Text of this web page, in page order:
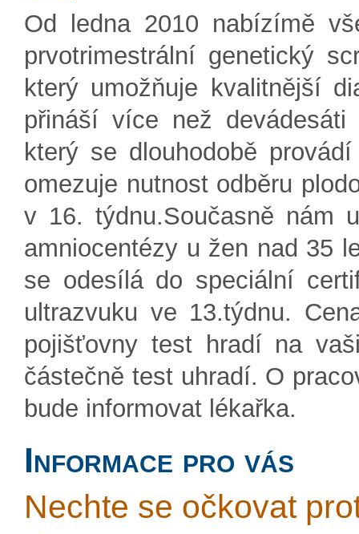
Od ledna 2010 nabízímě
prvotrimestrální genetický
který umožňuje kvalitnější
přináší více než
který se dlouhodobě
omezuje nutnost odběru
v 16. týdnu.Současně nám
amniocentézy u žen nad 35
se odesílá do speciální
ultrazvuku ve 13.týdnu.
pojišťovny test hradí na
částečně test uhradí. O
bude informovat lékařka.
Informace pro vás
Nechte se očkovat